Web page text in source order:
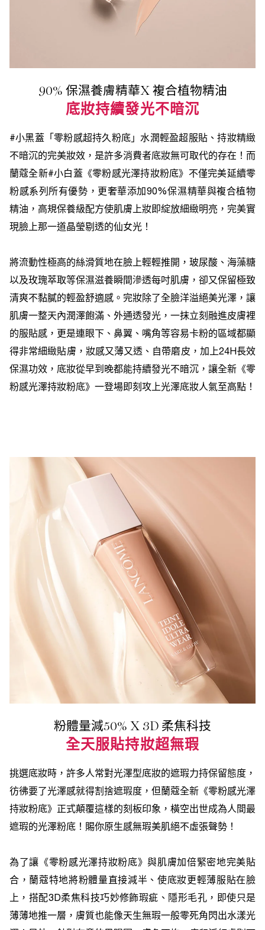
90% 保濕養膚精華X 複合植物精油
底妝持續發光不暗沉
#小黑蓋「零粉感超持久粉底」水潤輕盈超服貼、持妝精緻
不暗沉的完美妝效，是許多消費者底妝無可取代的存在！而
蘭蔻全新#小白蓋《零粉感光澤持妝粉底》不僅完美延續零
粉感系列所有優勢，更奢華添加90%保濕精華與複合植物
精油，高規保養級配方使肌膚上妝即綻放細緻明亮，完美實
現臉上那一道晶瑩剔透的仙女光！
將流動性極高的絲滑質地在臉上輕輕推開，玻尿酸、海藻糖
以及玫瑰萃取等保濕滋養瞬間滲透每吋肌膚，卻又保留極致
清爽不黏膩的輕盈舒適感。完妝除了全臉洋溢絕美光澤，讓
肌膚一整天內潤澤飽滿、外通透發光，一抹立刻融進皮膚裡
的服貼感，更是連眼下、鼻翼、嘴角等容易卡粉的區域都顯
得非常細緻貼膚，妝感又薄又透、自帶磨皮，加上24H長效
保濕功效，底妝從早到晚都能持續發光不暗沉，讓全新《零
粉感光澤持妝粉底》一登場即刻攻上光澤底妝人氣至高點！
粉體量減50% X 3D 柔焦科技
全天服貼持妝超無瑕
挑選底妝時，許多人常對光澤型底妝的遮瑕力持保留態度，
彷彿要了光澤感就得割捨遮瑕度，但蘭蔻全新《零粉感光澤
持妝粉底》正式顛覆這樣的刻板印象，橫空出世成為人間最
遮瑕的光澤粉底！賜你原生感無瑕美肌絕不虛張聲勢！
為了讓《零粉感光澤持妝粉底》與肌膚加倍緊密地完美貼
合，蘭蔻特地將粉體量直接減半、使底妝更輕薄服貼在臉
上，搭配3D柔焦科技巧妙修飾瑕疵、隱形毛孔，即使只是
薄薄地推一層，膚質也能像天生無瑕一般零死角閃出水漾光